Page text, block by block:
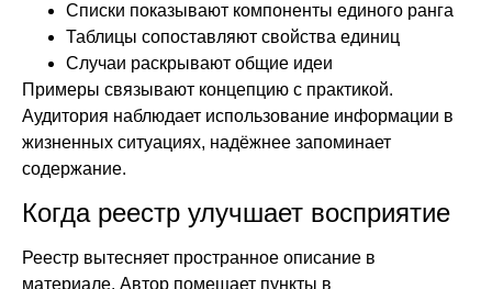
Списки показывают компоненты единого ранга
Таблицы сопоставляют свойства единиц
Случаи раскрывают общие идеи
Примеры связывают концепцию с практикой.
Аудитория наблюдает использование информации в
жизненных ситуациях, надёжнее запоминает
содержание.
Когда реестр улучшает восприятие
Реестр вытесняет пространное описание в
материале. Автор помещает пункты в